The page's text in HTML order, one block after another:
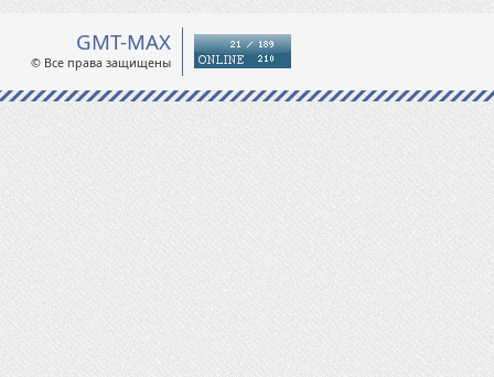
GMT-MAX
© Все права защищены